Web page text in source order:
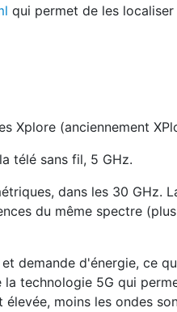
qui permet de les
Xplore (anciennement
télé sans fil, 5 GHz.
dans les 30 GHz.
du même spectre
demande d'énergie, ce
technologie 5G qui
moins les ondes